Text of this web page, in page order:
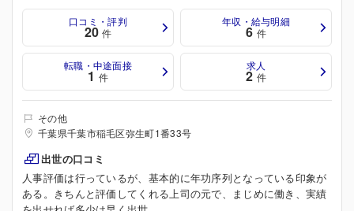
口コミ・評判
20 件
年収・給与明細
6 件
転職・中途面接
1 件
求人
2 件
その他
千葉県千葉市稲毛区弥生町1番33号
出世の口コミ
人事評価は行っているが、基本的に年功序列となっている印象が
ある。きちんと評価してくれる上司の元で、まじめに働き、実績